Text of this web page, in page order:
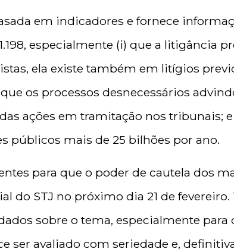
em indicadores e fornece
especialmente (i) que a litigância
ela existe também em litígios
os processos desnecessários
ações em tramitação nos tribunais;
públicos mais de 25 bilhões por ano.
para que o poder de cautela dos
do STJ no próximo dia 21 de
sobre o tema, especialmente para
ser avaliado com seriedade e,